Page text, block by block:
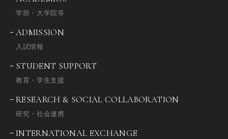
学部・大学院等
ADMISSION
入試情報
STUDENT SUPPORT
教育・学生支援
RESEARCH & SOCIAL COLLABORATION
研究・社会連携
INTERNATIONAL EXCHANGE